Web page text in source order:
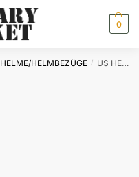
0
HELME/HELMBEZÜGE / US HELM M1 M.INNENHELM NEUW. DEKO